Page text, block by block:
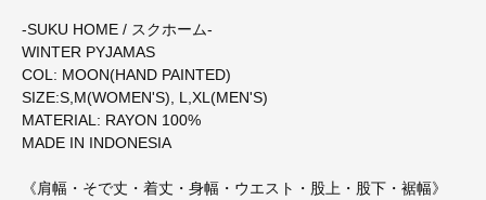
-SUKU HOME / スクホーム-
WINTER PYJAMAS
COL: MOON(HAND PAINTED)
SIZE:S,M(WOMEN'S), L,XL(MEN'S)
MATERIAL: RAYON 100%
MADE IN INDONESIA
《肩幅・そで丈・着丈・身幅・ウエスト・股上・股下・裾幅》